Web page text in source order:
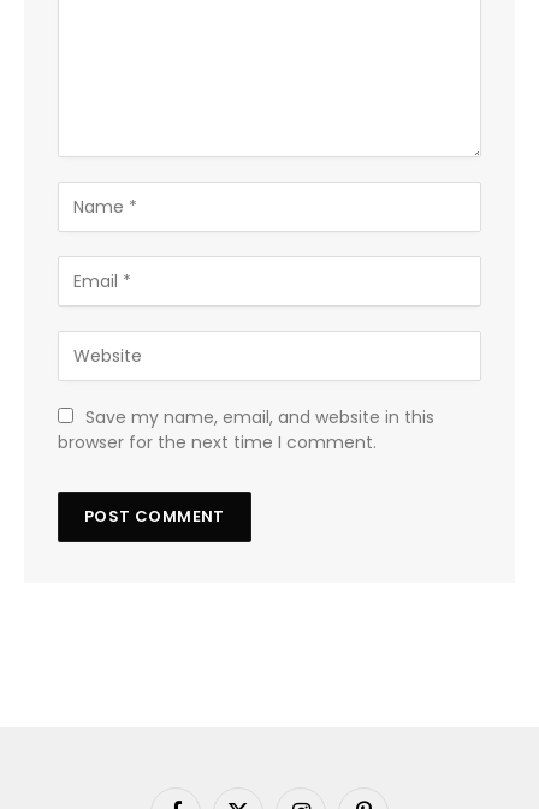
Save my name, email, and website in this
browser for the next time I comment.